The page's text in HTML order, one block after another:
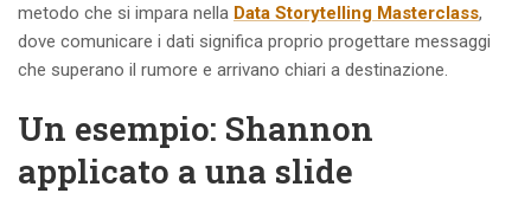
metodo che si impara nella Data Storytelling Masterclass,
dove comunicare i dati significa proprio progettare messaggi
che superano il rumore e arrivano chiari a destinazione.
Un esempio: Shannon
applicato a una slide